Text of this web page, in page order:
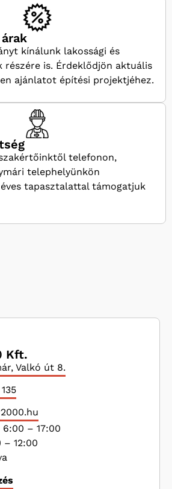
kínálunk lakossági és
részére is. Érdeklődjön aktuális
ajánlatot építési projektjéhez.
telefonon,
telephelyünkön
éves tapasztalattal támogatjuk
Kft.
Valkó út 8.
– 17:00
– 12:00